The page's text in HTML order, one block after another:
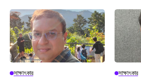
সাক্ষাৎকার সাক্ষাৎকার